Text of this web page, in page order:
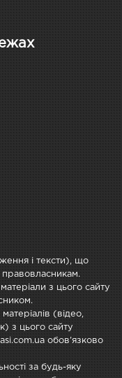
і тексти), що
правовласникам.
з цього сайту
(відео,
з цього сайту
обов'язково
за будь-яку